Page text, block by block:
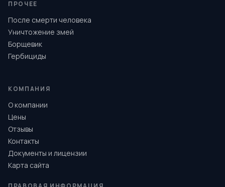
ПРОЧЕЕ
После смерти человека
Уничтожение змей
Борщевик
Гербициды
КОМПАНИЯ
О компании
Цены
Отзывы
Контакты
Документы и лицензии
Карта сайта